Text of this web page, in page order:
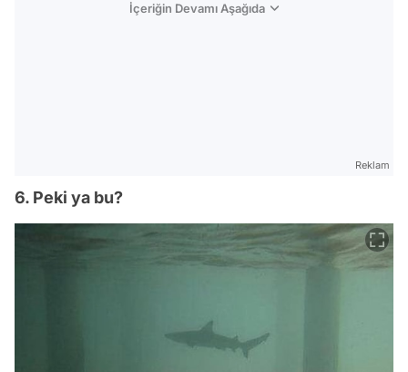
İçeriğin Devamı Aşağıda
Reklam
6. Peki ya bu?